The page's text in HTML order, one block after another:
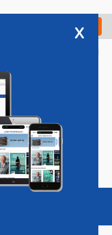
Check in
Vacatures
x